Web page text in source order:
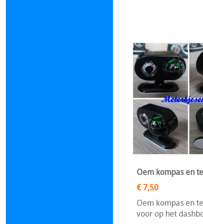
Oem kompas en
€ 7,50
Oem kompas en
voor op het